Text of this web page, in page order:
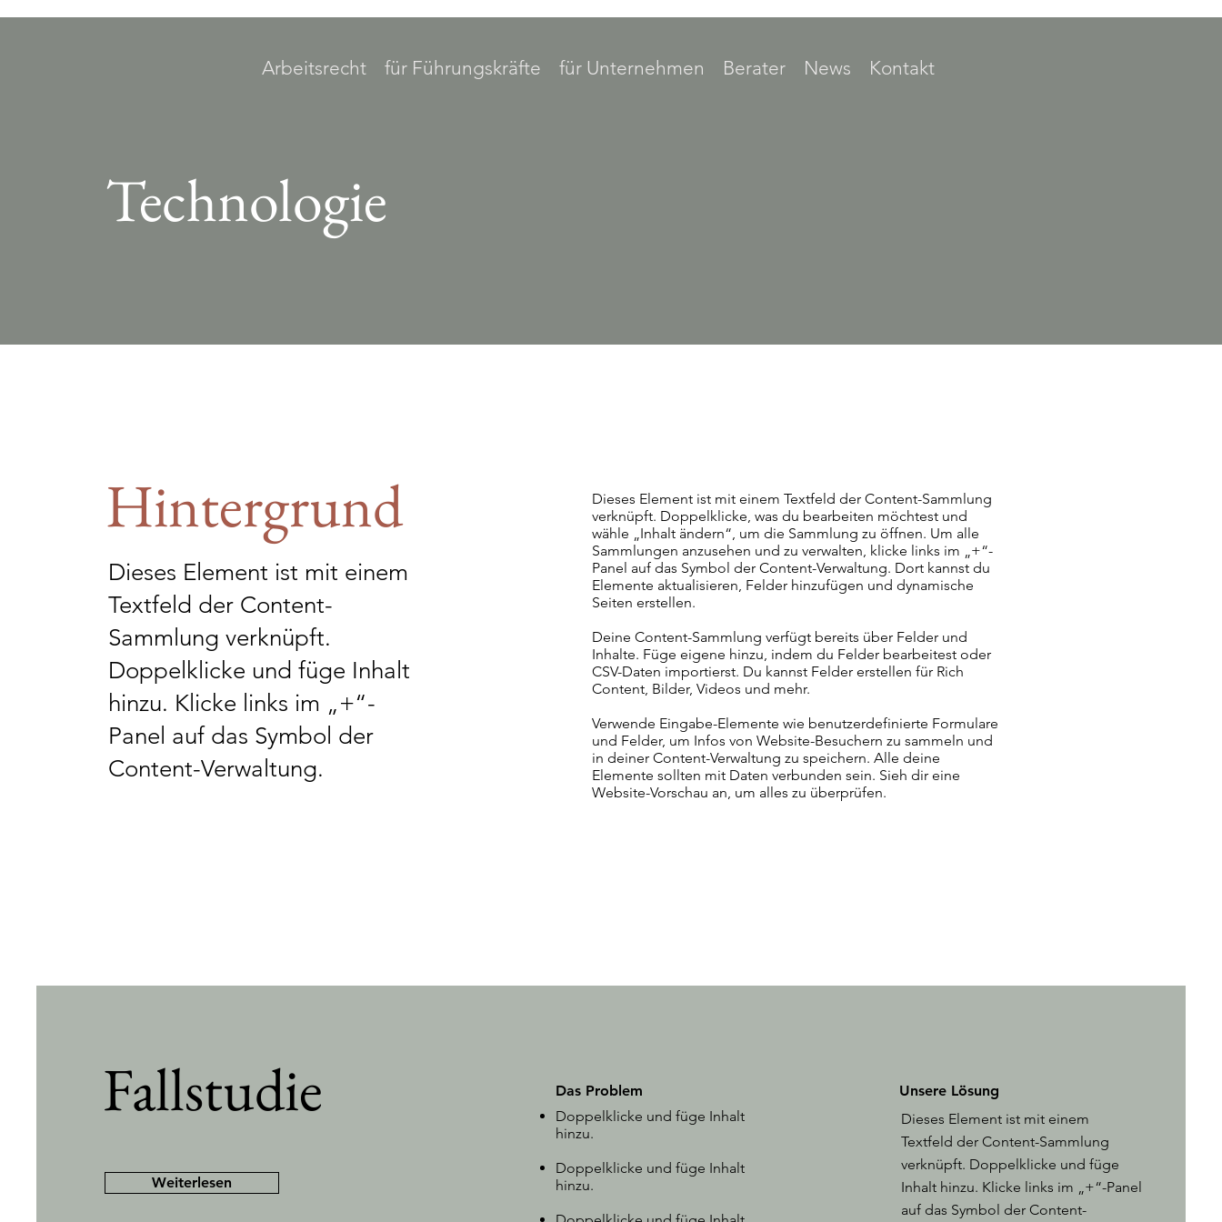
Arbeitsrecht für Führungskräfte für Unternehmen Berater News Kontakt
Technologie
Hintergrund
Dieses Element ist mit einem
Textfeld der Content-
Sammlung verknüpft.
Doppelklicke und füge Inhalt
hinzu. Klicke links im „+“-
Panel auf das Symbol der
Content-Verwaltung.
Dieses Element ist mit einem Textfeld der Content-Sammlung
verknüpft. Doppelklicke, was du bearbeiten möchtest und
wähle „Inhalt ändern“, um die Sammlung zu öffnen. Um alle
Sammlungen anzusehen und zu verwalten, klicke links im „+“-
Panel auf das Symbol der Content-Verwaltung. Dort kannst du
Elemente aktualisieren, Felder hinzufügen und dynamische
Seiten erstellen.
Deine Content-Sammlung verfügt bereits über Felder und
Inhalte. Füge eigene hinzu, indem du Felder bearbeitest oder
CSV-Daten importierst. Du kannst Felder erstellen für Rich
Content, Bilder, Videos und mehr.
Verwende Eingabe-Elemente wie benutzerdefinierte Formulare
und Felder, um Infos von Website-Besuchern zu sammeln und
in deiner Content-Verwaltung zu speichern. Alle deine
Elemente sollten mit Daten verbunden sein. Sieh dir eine
Website-Vorschau an, um alles zu überprüfen.
Fallstudie
Weiterlesen
Das Problem
Doppelklicke und füge Inhalt
hinzu.
Doppelklicke und füge Inhalt
hinzu.
Unsere Lösung
Dieses Element ist mit einem
Textfeld der Content-Sammlung
verknüpft. Doppelklicke und füge
Inhalt hinzu. Klicke links im „+“-Panel
auf das Symbol der Content-